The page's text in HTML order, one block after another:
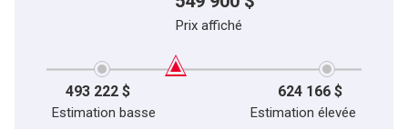
Prix affiché
493 222 $ 624 166 $
Estimation basse Estimation élevée